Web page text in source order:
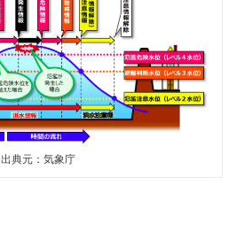
出典元：気象庁